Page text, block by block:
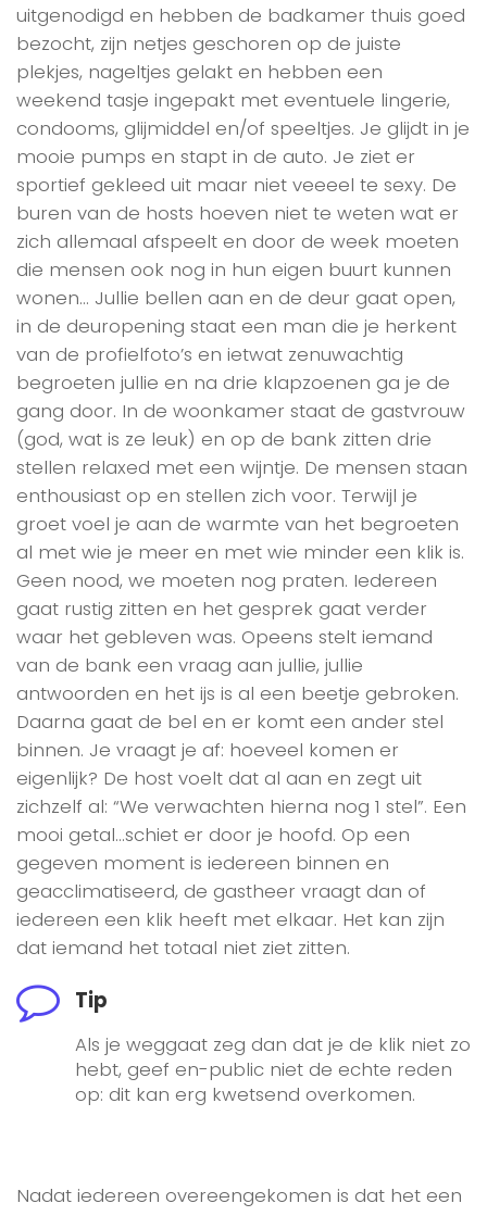
uitgenodigd en hebben de badkamer thuis goed
bezocht, zijn netjes geschoren op de juiste
plekjes, nageltjes gelakt en hebben een
weekend tasje ingepakt met eventuele lingerie,
condooms, glijmiddel en/of speeltjes. Je glijdt in je
mooie pumps en stapt in de auto. Je ziet er
sportief gekleed uit maar niet veeeel te sexy. De
buren van de hosts hoeven niet te weten wat er
zich allemaal afspeelt en door de week moeten
die mensen ook nog in hun eigen buurt kunnen
wonen… Jullie bellen aan en de deur gaat open,
in de deuropening staat een man die je herkent
van de profielfoto’s en ietwat zenuwachtig
begroeten jullie en na drie klapzoenen ga je de
gang door. In de woonkamer staat de gastvrouw
(god, wat is ze leuk) en op de bank zitten drie
stellen relaxed met een wijntje. De mensen staan
enthousiast op en stellen zich voor. Terwijl je
groet voel je aan de warmte van het begroeten
al met wie je meer en met wie minder een klik is.
Geen nood, we moeten nog praten. Iedereen
gaat rustig zitten en het gesprek gaat verder
waar het gebleven was. Opeens stelt iemand
van de bank een vraag aan jullie, jullie
antwoorden en het ijs is al een beetje gebroken.
Daarna gaat de bel en er komt een ander stel
binnen. Je vraagt je af: hoeveel komen er
eigenlijk? De host voelt dat al aan en zegt uit
zichzelf al: “We verwachten hierna nog 1 stel”. Een
mooi getal…schiet er door je hoofd. Op een
gegeven moment is iedereen binnen en
geacclimatiseerd, de gastheer vraagt dan of
iedereen een klik heeft met elkaar. Het kan zijn
dat iemand het totaal niet ziet zitten.
Tip
Als je weggaat zeg dan dat je de klik niet zo
hebt, geef en-public niet de echte reden
op: dit kan erg kwetsend overkomen.
Nadat iedereen overeengekomen is dat het een